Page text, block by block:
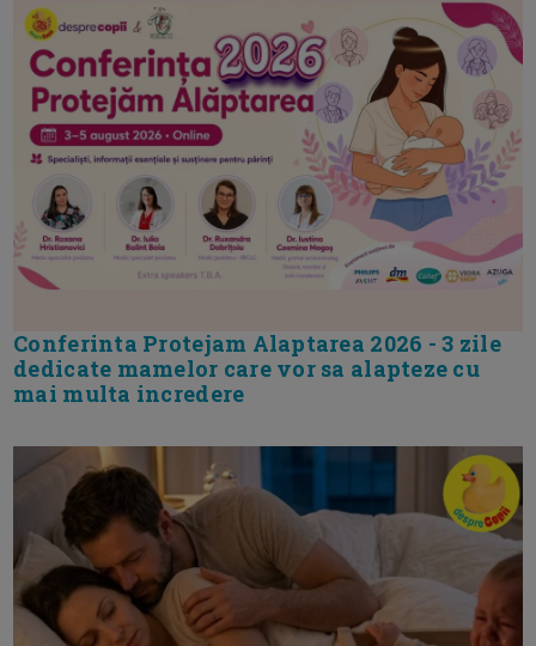
Conferinta Protejam Alaptarea 2026 - 3 zile
dedicate mamelor care vor sa alapteze cu
mai multa incredere